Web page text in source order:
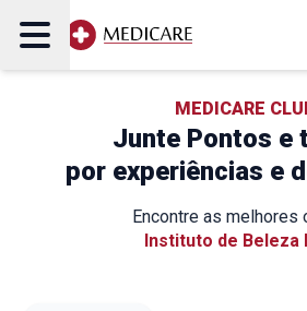
MEDICARE
Junte Pontos e
por experiências e
Encontre as melhores
Instituto de Beleza